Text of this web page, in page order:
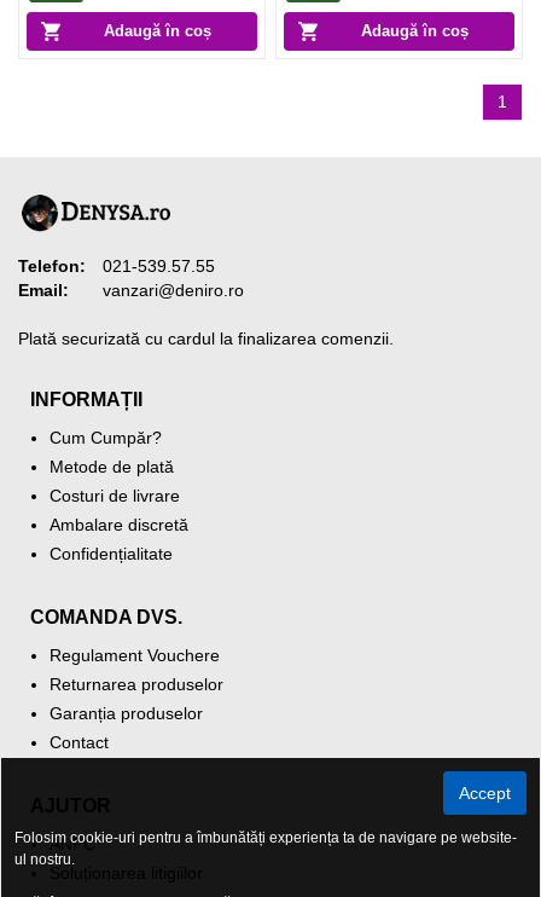
Adaugă în coș Adaugă în coș
1
Telefon:
021-539.57.55
Email:
vanzari@deniro.ro
Plată securizată cu cardul la finalizarea comenzii.
INFORMAȚII
Cum Cumpăr?
Metode de plată
Costuri de livrare
Ambalare discretă
Confidențialitate
COMANDA DVS.
Regulament Vouchere
Returnarea produselor
Garanția produselor
Contact
ANPC
Accept
Folosim cookie-uri pentru a îmbunătăți experiența ta de navigare pe website-
ul nostru.